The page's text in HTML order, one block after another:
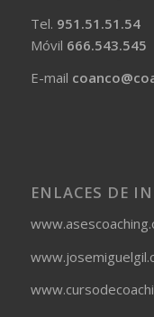
Tel. 951.51.51.54
Móvil 666.543.545
E-mail
ENLACES DE